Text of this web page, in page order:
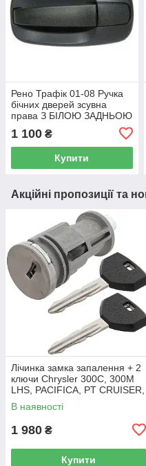
Рено Трафік 01-08 Ручка
бічних дверей зсувна
права З БІЛОЮ ЗАДНЬОЮ
1 100 ₴
Купити
Акційні пропозиції та
Лічинка замка запалення + 2
ключи Chrysler 300C, 300M
LHS, PACIFICA, PT CRUISER,
SEBRING 5003843AB
В наявності
1 980 ₴
Купити